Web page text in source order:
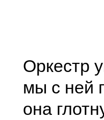
Оркестр
мы с ней
она